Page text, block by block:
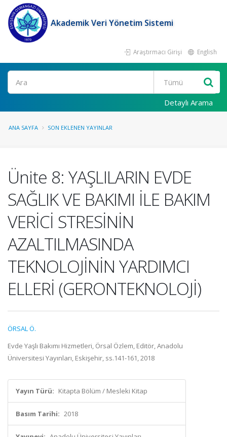
Akademik Veri Yönetim Sistemi
Araştırmacı Girişi English
Ara
Detaylı Arama
ANA SAYFA SON EKLENEN YAYINLAR
Ünite 8: YAŞLILARIN EVDE
SAĞLIK VE BAKIMI İLE BAKIM
VERİCİ STRESİNİN
AZALTILMASINDA
TEKNOLOJİNİN YARDIMCI
ELLERİ (GERONTEKNOLOJİ)
ÖRSAL Ö.
Evde Yaşlı Bakımı Hizmetleri, Örsal Özlem, Editör, Anadolu
Üniversitesi Yayınları, Eskişehir, ss.141-161, 2018
Yayın Türü: Kitapta Bölüm / Mesleki Kitap
Basım Tarihi: 2018